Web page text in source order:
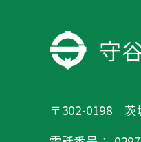
守
〒302-0198 茨